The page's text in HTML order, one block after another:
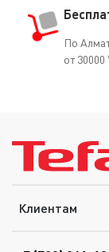
По
от 30000
Клиентам